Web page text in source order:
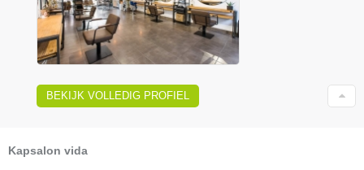
BEKIJK VOLLEDIG PROFIEL
Kapsalon vida